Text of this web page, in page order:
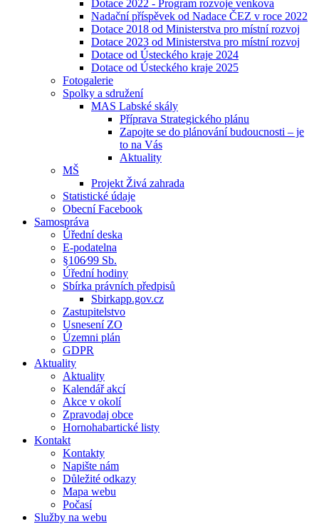
Dotace 2022 - Program rozvoje venkova
Nadační příspěvek od Nadace ČEZ v roce 2022
Dotace 2018 od Ministerstva pro místní rozvoj
Dotace 2023 od Ministerstva pro místní rozvoj
Dotace od Ústeckého kraje 2024
Dotace od Ústeckého kraje 2025
Fotogalerie
Spolky a sdružení
MAS Labské skály
Příprava Strategického plánu
Zapojte se do plánování budoucnosti – je
to na Vás
Aktuality
MŠ
Projekt Živá zahrada
Statistické údaje
Obecní Facebook
Samospráva
Úřední deska
E-podatelna
§106⁄99 Sb.
Úřední hodiny
Sbírka právních předpisů
Sbirkapp.gov.cz
Zastupitelstvo
Usnesení ZO
Územni plán
GDPR
Aktuality
Aktuality
Kalendář akcí
Akce v okolí
Zpravodaj obce
Hornohabartické listy
Kontakt
Kontakty
Napište nám
Důležité odkazy
Mapa webu
Počasí
Služby na webu